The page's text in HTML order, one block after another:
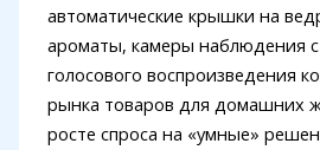
автоматические крышки на
ароматы, камеры наблюдения
голосового воспроизведения
рынка товаров для домашних
росте спроса на «умные»